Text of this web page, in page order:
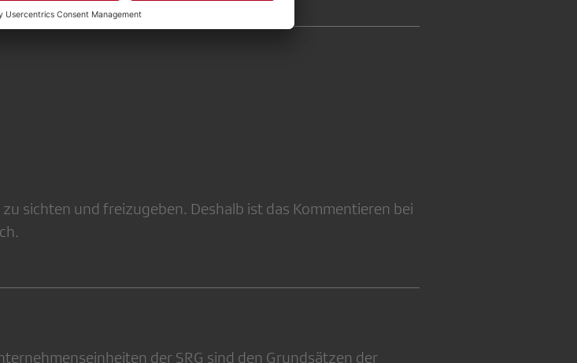
sichten und freizugeben. Deshalb ist das Kommentieren bei
der SRG sind den Grundsätzen der